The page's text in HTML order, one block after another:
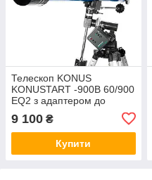
Телескоп KONUS
KONUSTART -900B 60/900
EQ2 з адаптером до
смартфона та місячним
фільтром
9 100 ₴
Купити